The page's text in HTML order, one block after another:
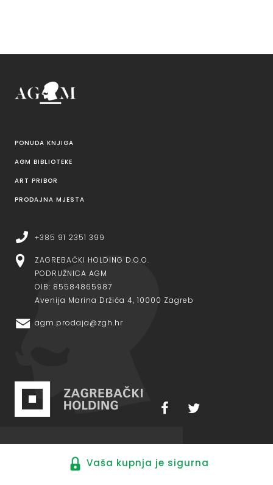
PONUDA KNJIGA
AGM BIBLIOTEKE
ART PRIBOR
PRODAJNA MJESTA
+385 91 2351 399
ZAGREBAČKI HOLDING D.O.O.
PODRUŽNICA AGM
OIB: 85584865987
Avenija Marina Držića 4, 10000 Zagreb
agm.prodaja@zgh.hr
Vaša kupnja je sigurna